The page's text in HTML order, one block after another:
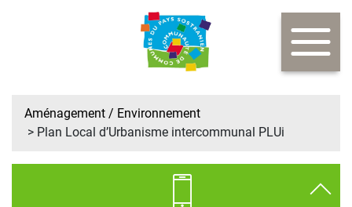
Aménagement / Environnement
> Plan Local d’Urbanisme intercommunal PLUi